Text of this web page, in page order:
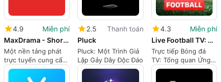
4.9
Miễn phí
MaxDrama - Short Movies TV
Một nền tảng phát
trực tuyến cung cấp
các series ngắn hấp
dẫn để xem liên tục
2.5
Thanh toán
Pluck
Pluck: Một Trình Giả
Lập Gảy Dây Độc Đáo
4.3
Miễn phí
Live Football TV: Streaming HD
Trực tiếp Bóng đá
TV: Tổng quan Ứng
dụng Streaming HD